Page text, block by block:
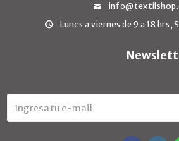
Lunes a viernes de 9 a 18 hrs,